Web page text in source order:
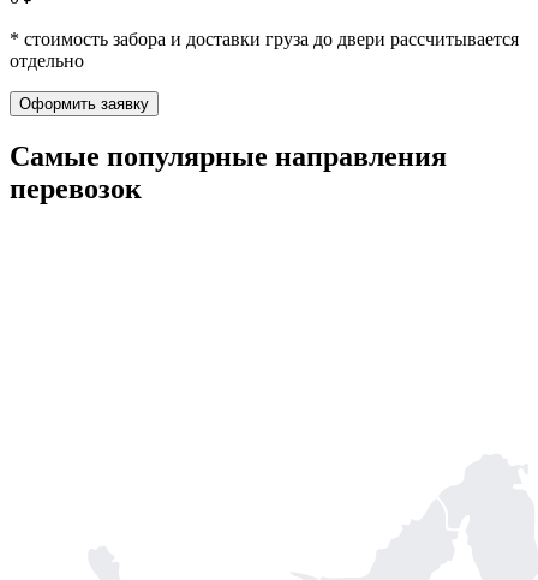
* стоимость забора и доставки груза до двери рассчитывается
отдельно
Оформить заявку
Самые популярные направления
перевозок